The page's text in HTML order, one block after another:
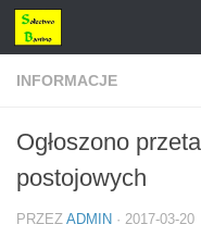
Przejdź do treści
INFORMACJE
Ogłoszono
postojowych
PRZEZ ADMIN · 2017-03-20